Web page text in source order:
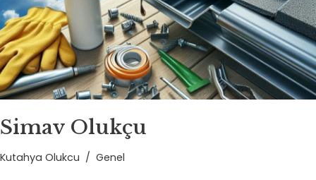
Simav Olukçu
Kutahya Olukcu Genel